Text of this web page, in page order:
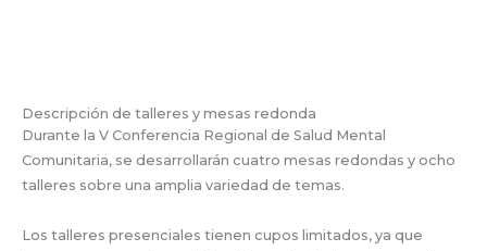
Descripción de talleres y mesas redonda
Durante la V Conferencia Regional de Salud Mental
Comunitaria, se desarrollarán cuatro mesas redondas y ocho
talleres sobre una amplia variedad de temas.
Los talleres presenciales tienen cupos limitados, ya que